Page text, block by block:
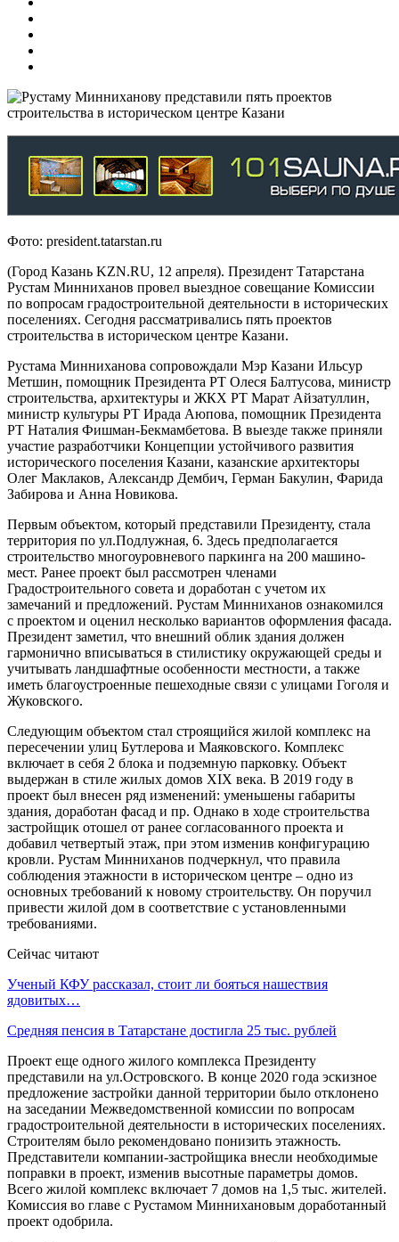
Фото: president.tatarstan.ru
(Город Казань KZN.RU, 12 апреля). Президент Татарстана
Рустам Минниханов провел выездное совещание Комиссии
по вопросам градостроительной деятельности в исторических
поселениях. Сегодня рассматривались пять проектов
строительства в историческом центре Казани.
Рустама Минниханова сопровождали Мэр Казани Ильсур
Метшин, помощник Президента РТ Олеся Балтусова, министр
строительства, архитектуры и ЖКХ РТ Марат Айзатуллин,
министр культуры РТ Ирада Аюпова, помощник Президента
РТ Наталия Фишман-Бекмамбетова. В выезде также приняли
участие разработчики Концепции устойчивого развития
исторического поселения Казани, казанские архитекторы
Олег Маклаков, Александр Дембич, Герман Бакулин, Фарида
Забирова и Анна Новикова.
Первым объектом, который представили Президенту, стала
территория по ул.Подлужная, 6. Здесь предполагается
строительство многоуровневого паркинга на 200 машино-
мест. Ранее проект был рассмотрен членами
Градостроительного совета и доработан с учетом их
замечаний и предложений. Рустам Минниханов ознакомился
с проектом и оценил несколько вариантов оформления фасада.
Президент заметил, что внешний облик здания должен
гармонично вписываться в стилистику окружающей среды и
учитывать ландшафтные особенности местности, а также
иметь благоустроенные пешеходные связи с улицами Гоголя и
Жуковского.
Следующим объектом стал строящийся жилой комплекс на
пересечении улиц Бутлерова и Маяковского. Комплекс
включает в себя 2 блока и подземную парковку. Объект
выдержан в стиле жилых домов XIX века. В 2019 году в
проект был внесен ряд изменений: уменьшены габариты
здания, доработан фасад и пр. Однако в ходе строительства
застройщик отошел от ранее согласованного проекта и
добавил четвертый этаж, при этом изменив конфигурацию
кровли. Рустам Минниханов подчеркнул, что правила
соблюдения этажности в историческом центре – одно из
основных требований к новому строительству. Он поручил
привести жилой дом в соответствие с установленными
требованиями.
Сейчас читают
Ученый КФУ рассказал, стоит ли бояться нашествия
ядовитых…
Средняя пенсия в Татарстане достигла 25 тыс. рублей
Проект еще одного жилого комплекса Президенту
представили на ул.Островского. В конце 2020 года эскизное
предложение застройки данной территории было отклонено
на заседании Межведомственной комиссии по вопросам
градостроительной деятельности в исторических поселениях.
Строителям было рекомендовано понизить этажность.
Представители компании-застройщика внесли необходимые
поправки в проект, изменив высотные параметры домов.
Всего жилой комплекс включает 7 домов на 1,5 тыс. жителей.
Комиссия во главе с Рустамом Миннихановым доработанный
проект одобрила.